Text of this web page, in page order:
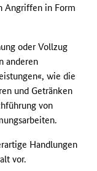
Angriffen in Form
oder Vollzug
anderen
wie die
und Getränken
von
Handlungen
vor.